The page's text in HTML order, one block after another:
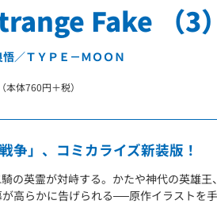
Fake （3）
／ＴＹＰＥ－ＭＯＯＮ
本体760円＋税）
争」、コミカライズ新装版！
の英霊が対峙する。かたや神代の英雄
高らかに告げられる──原作イラストを